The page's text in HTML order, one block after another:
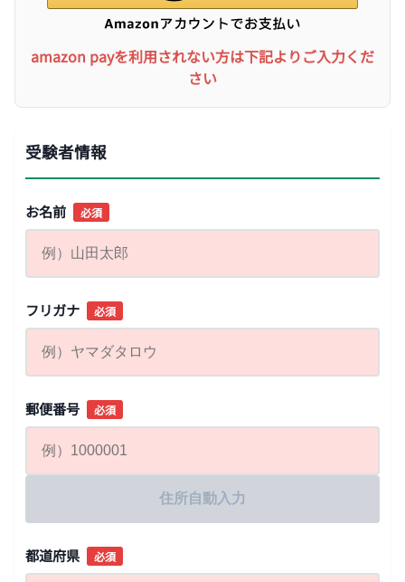
amazon payを利用されない方は下記よりご入力くだ
さい
受験者情報
お名前 必須
フリガナ 必須
郵便番号 必須
住所自動入力
都道府県 必須